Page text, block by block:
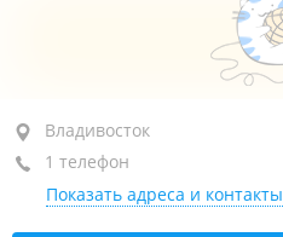
ул. Лермонтова, 59 стр. 10
+7 (423) 272-81-15
сегодня закрыто
Владивосток
1 телефон
Показать адреса и контакты